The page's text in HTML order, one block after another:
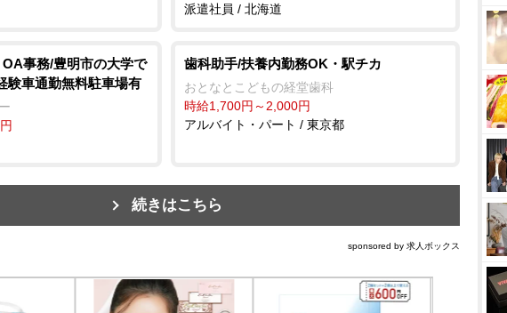
派遣社員 / 北海道
事務/豊明市の大学で
験車通勤無料駐車場有
歯科助手/扶養内勤務OK・駅チカ
おとなとこどもの経堂歯科
時給1,700円～2,000円
アルバイト・パート / 東京都
続きはこちら
sponsored by 求人ボックス